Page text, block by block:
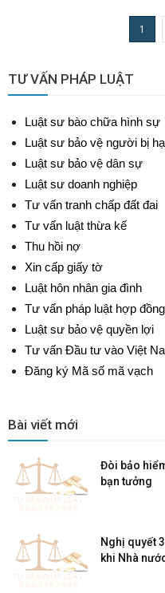
1
TƯ VẤN PHÁP LUẬT
Luật sư bào chữa hình sự
Luật sư bảo vệ người bị
Luật sư bảo vệ dân sự
Luật sư doanh nghiệp
Tư vấn tranh chấp đất đai
Tư vấn luật thừa kế
Thu hồi nợ
Xin cấp giấy tờ
Luật hôn nhân gia đình
Tư vấn pháp luật hợp đồng
Luật sư bảo vệ quyền lợi
Tư vấn Đầu tư vào Việt
Đăng ký Mã số mã vạch
Bài viết mới
Đòi bảo
bạn tưởng
Nghị quyết
khi Nhà